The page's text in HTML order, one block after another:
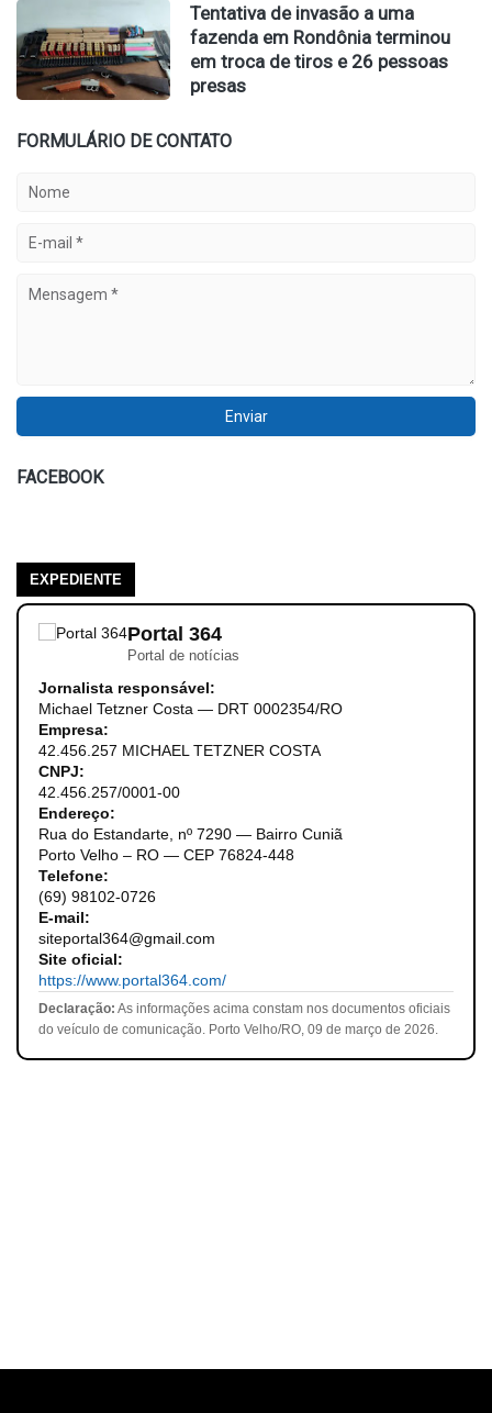
Tentativa de invasão a uma
fazenda em Rondônia terminou
em troca de tiros e 26 pessoas
presas
FORMULÁRIO DE CONTATO
FACEBOOK
EXPEDIENTE
Portal 364
Portal de notícias
Jornalista responsável:
Michael Tetzner Costa — DRT 0002354/RO
Empresa:
42.456.257 MICHAEL TETZNER COSTA
CNPJ:
42.456.257/0001-00
Endereço:
Rua do Estandarte, nº 7290 — Bairro Cuniã
Porto Velho – RO — CEP 76824-448
Telefone:
(69) 98102-0726
E-mail:
siteportal364@gmail.com
Site oficial:
https://www.portal364.com/
Declaração: As informações acima constam nos documentos oficiais
do veículo de comunicação. Porto Velho/RO, 09 de março de 2026.